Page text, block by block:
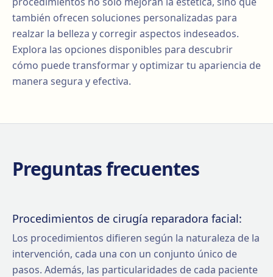
también ofrecen soluciones personalizadas para
realzar la belleza y corregir aspectos indeseados.
Explora las opciones disponibles para descubrir
cómo puede transformar y optimizar tu apariencia de
manera segura y efectiva.
Preguntas frecuentes
Procedimientos de cirugía reparadora facial:
Los procedimientos difieren según la naturaleza de la
intervención, cada una con un conjunto único de
pasos. Además, las particularidades de cada paciente